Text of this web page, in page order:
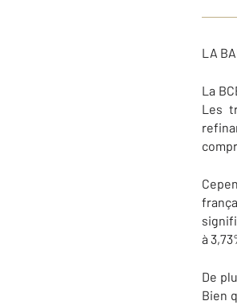
LA
La
Les
à
De
Bien